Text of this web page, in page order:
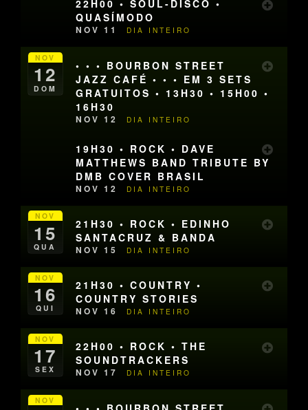
22H00 • SOUL-DISCO •
QUASÍMODO
NOV 11 DIA INTEIRO
NOV
12
DOM
• • • BOURBON STREET
JAZZ CAFÉ • • • EM 3 SETS
GRATUITOS • 13H30 • 15H00 •
16H30
NOV 12 DIA INTEIRO
19H30 • ROCK • DAVE
MATTHEWS BAND TRIBUTE BY
DMB COVER BRASIL
NOV 12 DIA INTEIRO
NOV
15
QUA
21H30 • ROCK • EDINHO
SANTACRUZ & BANDA
NOV 15 DIA INTEIRO
NOV
16
QUI
21H30 • COUNTRY •
COUNTRY STORIES
NOV 16 DIA INTEIRO
NOV
17
SEX
22H00 • ROCK • THE
SOUNDTRACKERS
NOV 17 DIA INTEIRO
NOV